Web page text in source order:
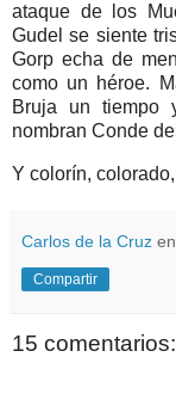
ataque de los
Gudel se siente
Gorp echa de
como un héroe.
Bruja un tiempo
nombran Conde
Y colorín,
Carlos de la Cruz en
Compartir
15 comentarios: